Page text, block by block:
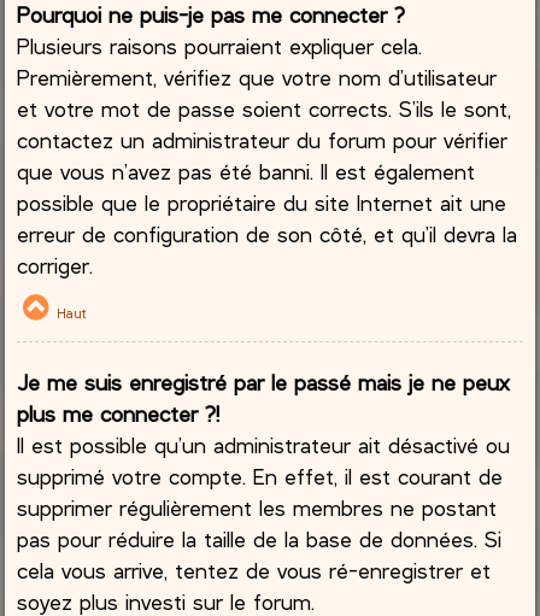
Pourquoi ne puis-je pas me connecter ?
Plusieurs raisons pourraient expliquer cela.
Premièrement, vérifiez que votre nom d’utilisateur
et votre mot de passe soient corrects. S’ils le sont,
contactez un administrateur du forum pour vérifier
que vous n’avez pas été banni. Il est également
possible que le propriétaire du site Internet ait une
erreur de configuration de son côté, et qu’il devra la
corriger.
Haut
Je me suis enregistré par le passé mais je ne peux
plus me connecter ?!
Il est possible qu’un administrateur ait désactivé ou
supprimé votre compte. En effet, il est courant de
supprimer régulièrement les membres ne postant
pas pour réduire la taille de la base de données. Si
cela vous arrive, tentez de vous ré-enregistrer et
soyez plus investi sur le forum.